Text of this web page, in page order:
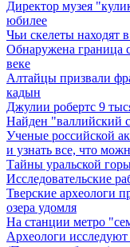
Директор музея
юбилее
Чьи скелеты находят
Обнаружена граница
веке
Алтайцы призвали
кадын
Джулии робертс 9
Найден "валлийский
Ученые российской
и узнать все, что
Тайны уральской
Исследовательские
Тверские археологи
озера удомля
На станции метро
Археологи исследуют